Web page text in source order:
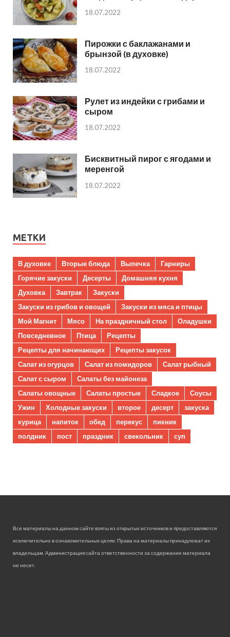
18.07.2022
Пирожки с баклажанами и
брынзой (в духовке)
18.07.2022
Рулет из индейки с грибами и
сыром
18.07.2022
Бисквитный пирог с ягодами и
меренгой
18.07.2022
МЕТКИ
В духовке Вторые блюда Выпечка
Гарниры
Горячие закуски
Десерты
Домашняя кухня
Духовка
Завтрак
Закуски
Закуски из грибов и овощей
Закуски из мяса и птицы
Мой Магнит
Мясо На праздничный стол
Оладушки
Повседневное
Птица
Рецепты
Рецепты для начинающих
Рецепты закусок
Салат из огурцов
Салат из помидоров
Салат рыбный
Салат с сыром
Салаты без майонеза
Салаты овощные
Салаты простые Сладкое
Соусы
Ужин
Холодные закуски второе десерт
закуска
курица
напиток обед перекус
пикник
полдник
пост праздник свекольник суп
Все материалы на данном сайте взяты из открытых источников и предоставляются
исключительно в ознакомительных целях. Права на материалы принадлежат их
владельцам. Администрация сайта ответственности за содержание материала
не несет.